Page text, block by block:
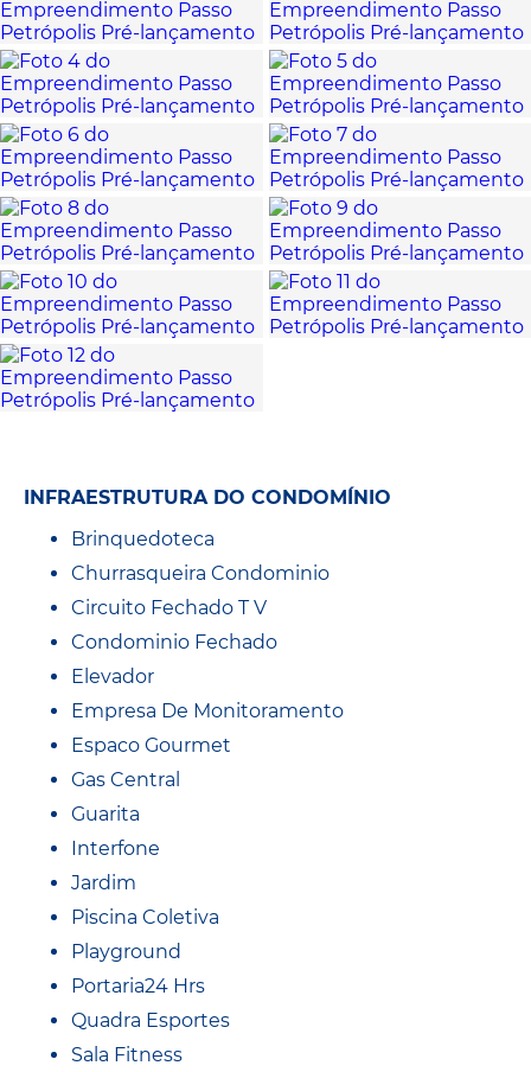
INFRAESTRUTURA DO CONDOMÍNIO
Brinquedoteca
Churrasqueira Condominio
Circuito Fechado T V
Condominio Fechado
Elevador
Empresa De Monitoramento
Espaco Gourmet
Gas Central
Guarita
Interfone
Jardim
Piscina Coletiva
Playground
Portaria24 Hrs
Quadra Esportes
Sala Fitness